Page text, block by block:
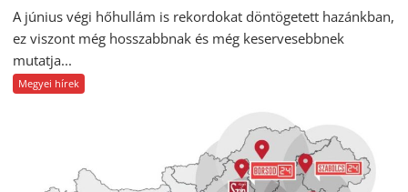
A június végi hőhullám is rekordokat döntögetett hazánkban,
ez viszont még hosszabbnak és még keservesebbnek
mutatja...
Megyei hírek